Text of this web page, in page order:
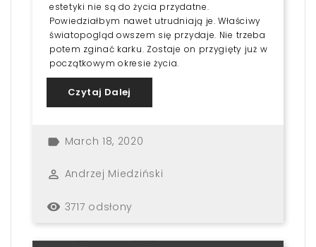
estetyki nie są do życia przydatne.
Powiedziałbym nawet utrudniają je. Właściwy
światopogląd owszem się przydaje. Nie trzeba
potem zginać karku. Zostaje on przygięty już w
początkowym okresie życia.
Czytaj Dalej
label March 18, 2020
perm_identity Andrzej Miedziński
remove_red_eye 3717 odsłony